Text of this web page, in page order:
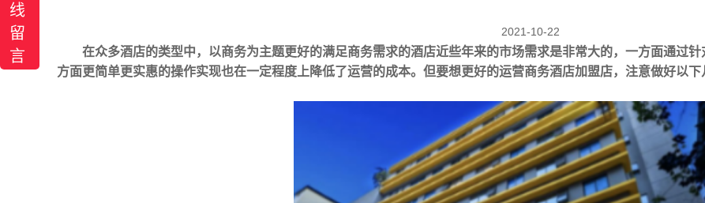
2021-10-22
在众多酒店的类型中，以商务为主题更好的满足商务需求的酒店近些年来的市场需求是非常大的，一方面通过
方面更简单更实惠的操作实现也在一定程度上降低了运营的成本。但要想更好的运营商务酒店加盟‍店，注意做好以下
线
留
言